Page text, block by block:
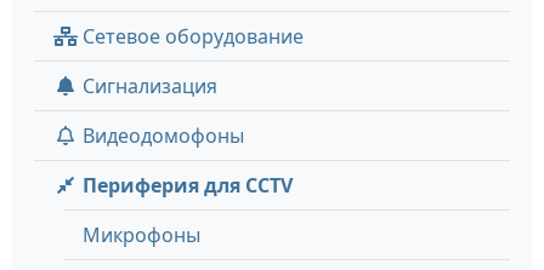
Сетевое оборудование
Сигнализация
Видеодомофоны
Периферия для CCTV
Микрофоны